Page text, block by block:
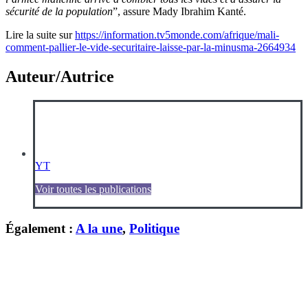
sécurité de la population”, assure Mady Ibrahim Kanté.
Lire la suite surhttps://information.tv5monde.com/afrique/mali-
comment-pallier-le-vide-securitaire-laisse-par-la-minusma-2664934
Auteur/Autrice
YT
Voir toutes les publications
Également : A la une, Politique